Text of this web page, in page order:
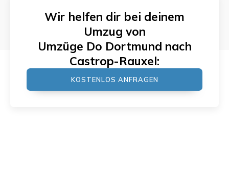
Wir helfen dir bei deinem
Umzug von
Umzüge Do Dortmund nach
Castrop-Rauxel:
KOSTENLOS ANFRAGEN